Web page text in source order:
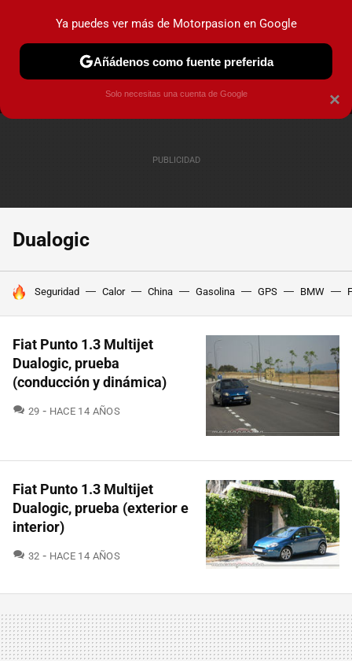
MENÚ NUEVO
COCHES ELÉCTRICOS OBSERVATORIO
Dualogic
HOY SE HABLA DE
Seguridad Calor China Gasolina GPS BMW
Fiat Punto 1.3 Multijet
Dualogic, prueba
(conducción y dinámica)
29 COMENTARIOS
HACE 14 AÑOS
Fiat Punto 1.3 Multijet
Dualogic, prueba (exterior e
interior)
32 COMENTARIOS
HACE 14 AÑOS
×
Ya puedes ver más de Motorpasion en Google
Añádenos como fuente preferida
Solo necesitas una cuenta de Google